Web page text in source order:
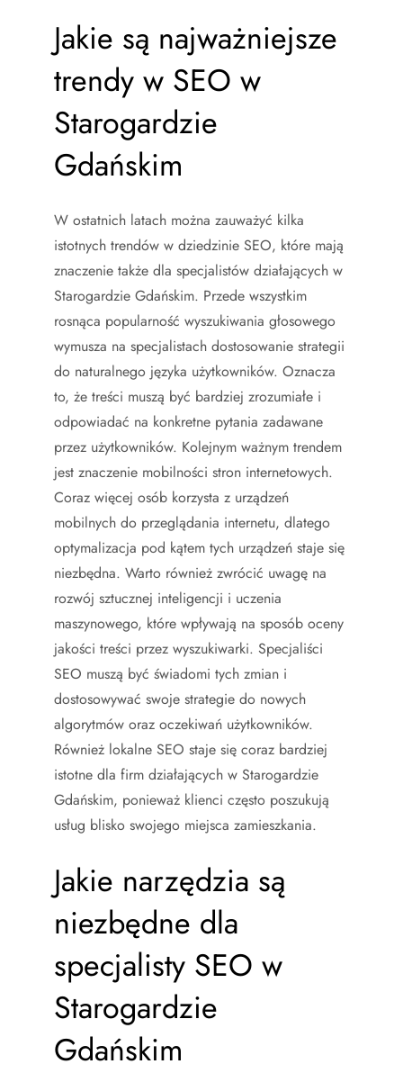
Jakie są najważniejsze
trendy w SEO w
Starogardzie
Gdańskim
W ostatnich latach można zauważyć kilka
istotnych trendów w dziedzinie SEO, które mają
znaczenie także dla specjalistów działających w
Starogardzie Gdańskim. Przede wszystkim
rosnąca popularność wyszukiwania głosowego
wymusza na specjalistach dostosowanie strategii
do naturalnego języka użytkowników. Oznacza
to, że treści muszą być bardziej zrozumiałe i
odpowiadać na konkretne pytania zadawane
przez użytkowników. Kolejnym ważnym trendem
jest znaczenie mobilności stron internetowych.
Coraz więcej osób korzysta z urządzeń
mobilnych do przeglądania internetu, dlatego
optymalizacja pod kątem tych urządzeń staje się
niezbędna. Warto również zwrócić uwagę na
rozwój sztucznej inteligencji i uczenia
maszynowego, które wpływają na sposób oceny
jakości treści przez wyszukiwarki. Specjaliści
SEO muszą być świadomi tych zmian i
dostosowywać swoje strategie do nowych
algorytmów oraz oczekiwań użytkowników.
Również lokalne SEO staje się coraz bardziej
istotne dla firm działających w Starogardzie
Gdańskim, ponieważ klienci często poszukują
usług blisko swojego miejsca zamieszkania.
Jakie narzędzia są
niezbędne dla
specjalisty SEO w
Starogardzie
Gdańskim